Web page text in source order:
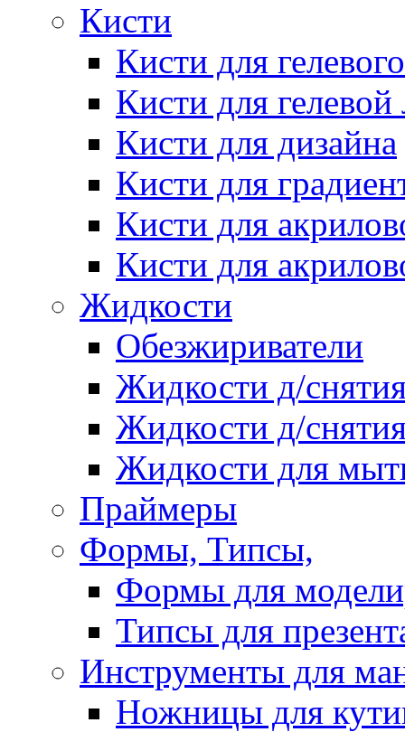
Кисти
Кисти для
Кисти для гелевой
Кисти для дизайна
Кисти для
Кисти для
Кисти для
Жидкости
Обезжириватели
Жидкости д/
Жидкости д/
Жидкости для
Праймеры
Формы, Типсы,
Формы для
Типсы для
Инструменты для
Ножницы для